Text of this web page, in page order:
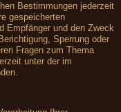
Bestimmungen jederzeit
gespeicherten
Empfänger und den Zweck
Sperrung oder
Fragen zum Thema
unter der im